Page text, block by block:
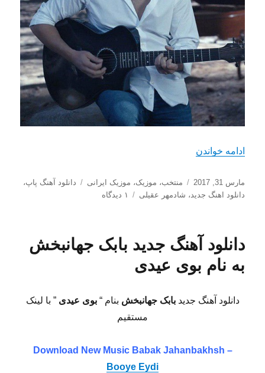
ادامه خواندن
ارسال
شده
مارس 31, 2017 دسته‌ها
منتخب، موزیک، موزیک ایرانی برچسب‌ها
دانلود آهنگ پاپ،
دانلود اهنگ جدید، شادمهر عقیلی ۱ دیدگاه
شادمهر
عقیلی
سرد
دانلود آهنگ جدید بابک جهانبخش
به نام بوی عیدی
دانلود آهنگ جدید بابک جهانبخش بنام “ بوی عیدی” با لینک
مستقیم
Download New MusicBabak Jahanbakhsh –
Booye Eydi